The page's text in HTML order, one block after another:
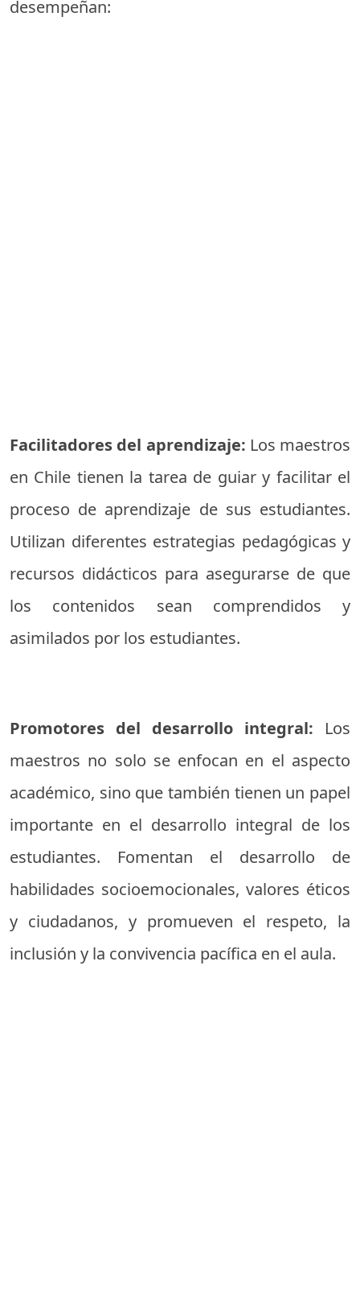
desempeñan:
Facilitadores del aprendizaje: Los maestros
en Chile tienen la tarea de guiar y facilitar el
proceso de aprendizaje de sus estudiantes.
Utilizan diferentes estrategias pedagógicas y
recursos didácticos para asegurarse de que
los contenidos sean comprendidos y
asimilados por los estudiantes.
Promotores del desarrollo integral: Los
maestros no solo se enfocan en el aspecto
académico, sino que también tienen un papel
importante en el desarrollo integral de los
estudiantes. Fomentan el desarrollo de
habilidades socioemocionales, valores éticos
y ciudadanos, y promueven el respeto, la
inclusión y la convivencia pacífica en el aula.